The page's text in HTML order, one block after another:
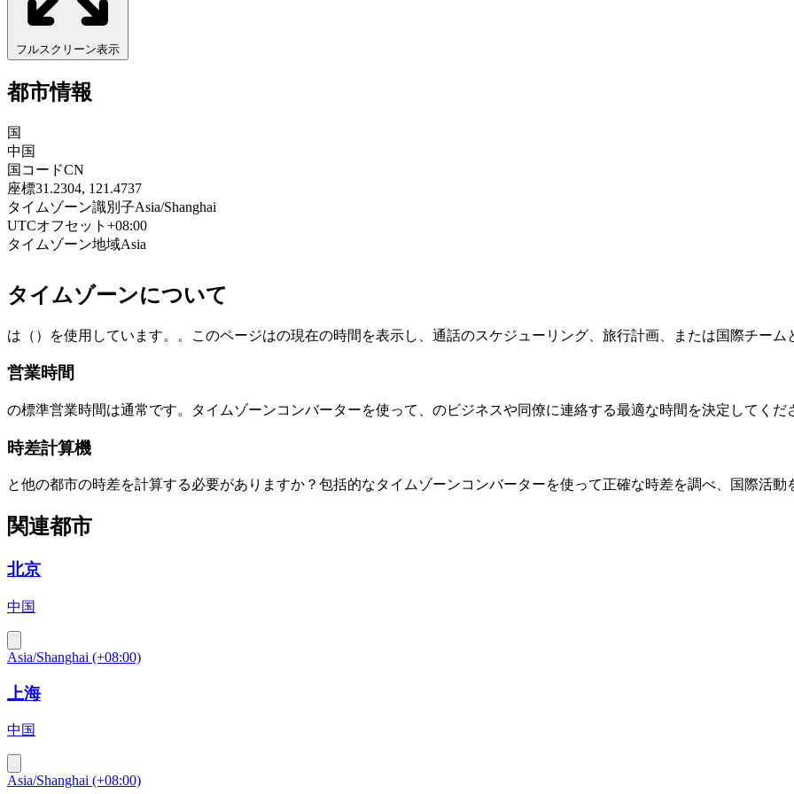
フルスクリーン表示
都市情報
国
中国
国コードCN
座標31.2304, 121.4737
タイムゾーン識別子Asia/Shanghai
UTCオフセット +08:00
タイムゾーン地域Asia
タイムゾーンについて
は（）を使用しています。。このページはの現在の時間を表示し、通話のスケジューリング、旅行計画、または国際チーム
営業時間
の標準営業時間は通常です。タイムゾーンコンバーターを使って、のビジネスや同僚に連絡する最適な時間を決定してくだ
時差計算機
と他の都市の時差を計算する必要がありますか？包括的なタイムゾーンコンバーターを使って正確な時差を調べ、国際活動
関連都市
北京
中国
Asia/Shanghai (+08:00)
上海
中国
Asia/Shanghai (+08:00)